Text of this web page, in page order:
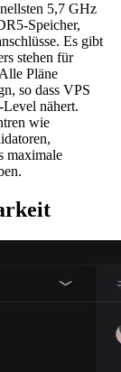
5,7 GHz
Speicher,
Es gibt
stehen für
Pläne
so dass VPS
nähert.
wie
maximale